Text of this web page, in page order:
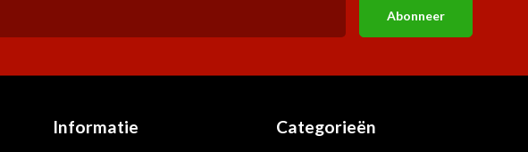
Abonneer
Informatie Categorieën